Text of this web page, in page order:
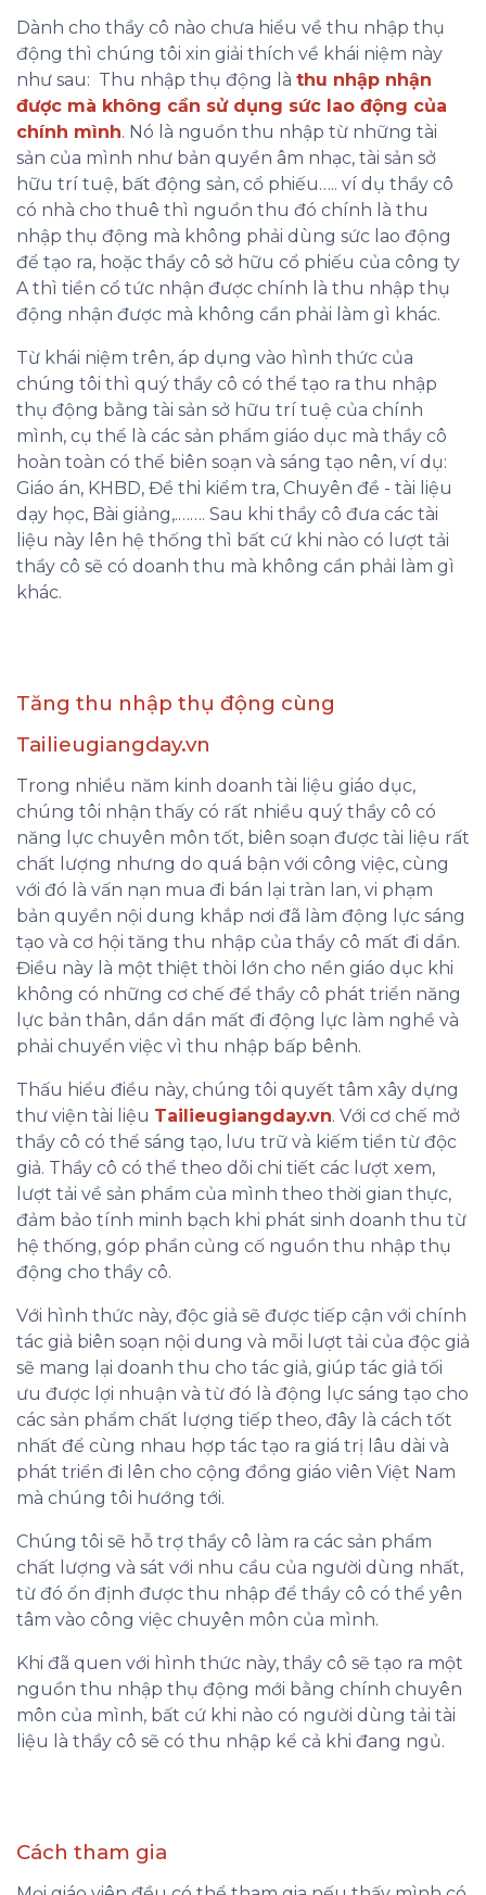
Dành cho thầy cô nào chưa hiểu về thu nhập thụ
động thì chúng tôi xin giải thích về khái niệm này
như sau: Thu nhập thụ động là thu nhập nhận
được mà không cần sử dụng sức lao động của
chính mình. Nó là nguồn thu nhập từ những tài
sản của mình như bản quyền âm nhạc, tài sản sở
hữu trí tuệ, bất động sản, cổ phiếu….. ví dụ thầy cô
có nhà cho thuê thì nguồn thu đó chính là thu
nhập thụ động mà không phải dùng sức lao động
để tạo ra, hoặc thầy cô sở hữu cổ phiếu của công ty
A thì tiền cổ tức nhận được chính là thu nhập thụ
động nhận được mà không cần phải làm gì khác.
Từ khái niệm trên, áp dụng vào hình thức của
chúng tôi thì quý thầy cô có thể tạo ra thu nhập
thụ động bằng tài sản sở hữu trí tuệ của chính
mình, cụ thể là các sản phẩm giáo dục mà thầy cô
hoàn toàn có thể biên soạn và sáng tạo nên, ví dụ:
Giáo án, KHBD, Đề thi kiểm tra, Chuyên đề - tài liệu
dạy học, Bài giảng,.……. Sau khi thầy cô đưa các tài
liệu này lên hệ thống thì bất cứ khi nào có lượt tải
thầy cô sẽ có doanh thu mà không cần phải làm gì
khác.
Tăng thu nhập thụ động cùng
Tailieugiangday.vn
Trong nhiều năm kinh doanh tài liệu giáo dục,
chúng tôi nhận thấy có rất nhiều quý thầy cô có
năng lực chuyên môn tốt, biên soạn được tài liệu rất
chất lượng nhưng do quá bận với công việc, cùng
với đó là vấn nạn mua đi bán lại tràn lan, vi phạm
bản quyền nội dung khắp nơi đã làm động lực sáng
tạo và cơ hội tăng thu nhập của thầy cô mất đi dần.
Điều này là một thiệt thòi lớn cho nền giáo dục khi
không có những cơ chế để thầy cô phát triển năng
lực bản thân, dần dần mất đi động lực làm nghề và
phải chuyển việc vì thu nhập bấp bênh.
Thấu hiểu điều này, chúng tôi quyết tâm xây dựng
thư viện tài liệu Tailieugiangday.vn. Với cơ chế mở
thầy cô có thể sáng tạo, lưu trữ và kiếm tiền từ độc
giả. Thầy cô có thể theo dõi chi tiết các lượt xem,
lượt tải về sản phẩm của mình theo thời gian thực,
đảm bảo tính minh bạch khi phát sinh doanh thu từ
hệ thống, góp phần củng cố nguồn thu nhập thụ
động cho thầy cô.
Với hình thức này, độc giả sẽ được tiếp cận với chính
tác giả biên soạn nội dung và mỗi lượt tải của độc giả
sẽ mang lại doanh thu cho tác giả, giúp tác giả tối
ưu được lợi nhuận và từ đó là động lực sáng tạo cho
các sản phẩm chất lượng tiếp theo, đây là cách tốt
nhất để cùng nhau hợp tác tạo ra giá trị lâu dài và
phát triển đi lên cho cộng đồng giáo viên Việt Nam
mà chúng tôi hướng tới.
Chúng tôi sẽ hỗ trợ thầy cô làm ra các sản phẩm
chất lượng và sát với nhu cầu của người dùng nhất,
từ đó ổn định được thu nhập để thầy cô có thể yên
tâm vào công việc chuyên môn của mình.
Khi đã quen với hình thức này, thầy cô sẽ tạo ra một
nguồn thu nhập thụ động mới bằng chính chuyên
môn của mình, bất cứ khi nào có người dùng tải tài
liệu là thầy cô sẽ có thu nhập kể cả khi đang ngủ.
Cách tham gia